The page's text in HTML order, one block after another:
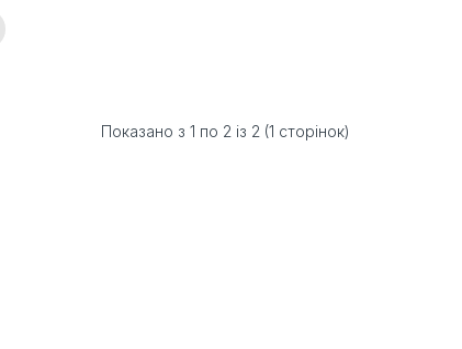
Показано з 1 по 2 із 2 (1 сторінок)